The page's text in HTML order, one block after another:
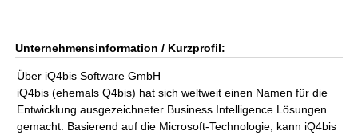
Unternehmensinformation / Kurzprofil:
Über iQ4bis Software GmbH
iQ4bis (ehemals Q4bis) hat sich weltweit einen Namen für die
Entwicklung ausgezeichneter Business Intelligence Lösungen
gemacht. Basierend auf die Microsoft-Technologie, kann iQ4bis